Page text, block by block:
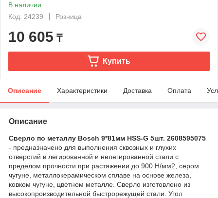
В наличии
Код: 24239
Розница
10 605 ₸
Купить
Описание Характеристики Доставка Оплата
Описание
Сверло по металлу Bosch 9*81мм HSS-G 5шт. 2608595075
- предназначено для выполнения сквозных и глухих
отверстий в легированной и нелегированной стали с
пределом прочности при растяжении до 900 Н/мм2, сером
чугуне, металлокерамическом сплаве на основе железа,
ковком чугуне, цветном металле. Сверло изготовлено из
высокопроизводительной быстрорежущей стали. Угол